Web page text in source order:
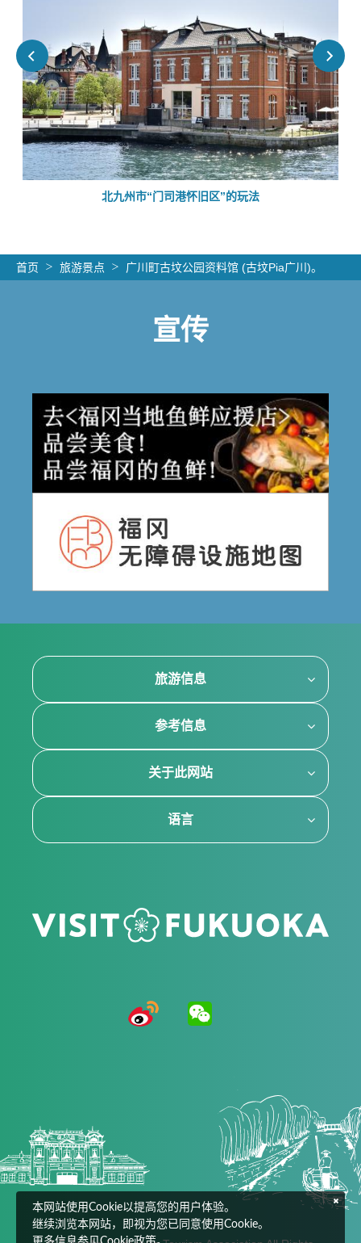
北九州市“门司港怀旧区”的玩法
首页 旅游景点 广川町古坟公园资料馆 (古坟Pia广川)。
宣传
旅游信息
参考信息
关于此网站
语言
本网站使用Cookie以提高您的用户体验。
继续浏览本网站，即视为您已同意使用Cookie。